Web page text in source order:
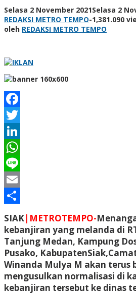
Selasa 2 November 2021Selasa 2
REDAKSI METRO TEMPO-1,381.090
oleh REDAKSI METRO TEMPO
Facebook
Twitter
LinkedIn
WhatsApp
Line
Email
Share
SIAK|METROTEMPO-
kebanjiran yang melanda di
Tanjung Medan, Kampung
Pusako,
Winanda Mulya M akan terus
mengusulkan normalisasi di
kebanjiran tersebut ke dinas